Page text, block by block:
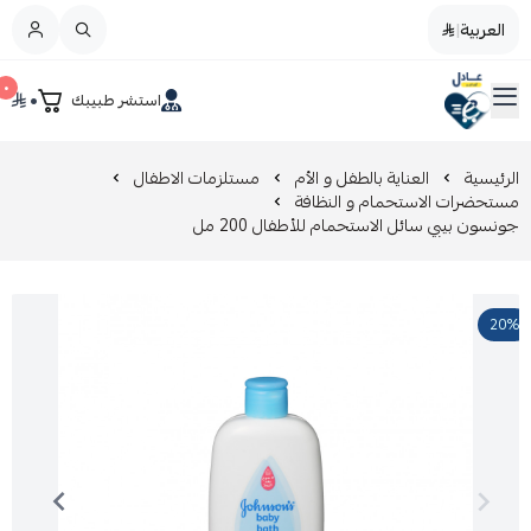
العربية|
صيدليات عادل استشر طبيبك ٠ ٠ القائمة الرئيسية
تخفيضات
المدونة
عروض التوفير
العناية اليومية
الرئيسية العناية بالطفل و الأم مستلزمات الاطفال
مستحضرات الاستحمام و النظافة
جونسون بيبي سائل الاستحمام للأطفال 200 مل
20%